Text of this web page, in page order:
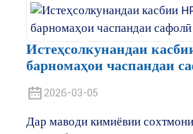
Истеҳсолкунандаи
барномаҳои часпандаи
2026-03-05
Дар маводи кимиёвии